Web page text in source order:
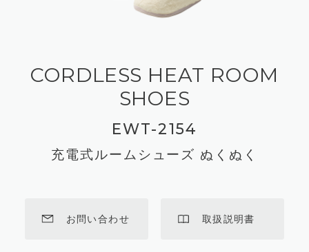
CORDLESS HEAT ROOM
SHOES
EWT-2154
充電式ルームシューズ ぬくぬく
お問い合わせ 取扱説明書